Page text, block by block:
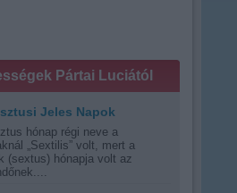
Pártai Luciától
Jeles Napok
hónap régi neve a
„Sextilis” volt, mert a
(sextus) hónapja volt az